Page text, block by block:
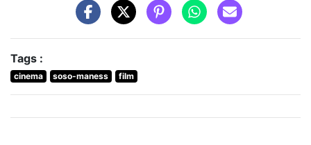
Tags :
cinema soso-maness film